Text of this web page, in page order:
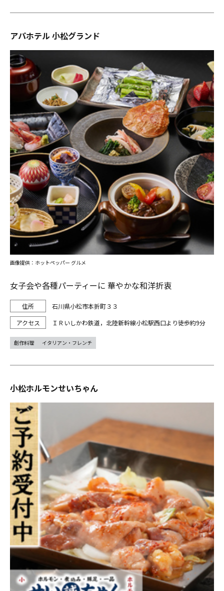
アパホテル 小松グランド
女子会や各種パーティーに 華やかな和洋折衷
石川県小松市本折町３３
ＩＲいしかわ鉄道，北陸新幹線小松駅西口より徒歩約9分
画像提供：ホットペッパー グルメ
創作料理 イタリアン・フレンチ
小松ホルモンせいちゃん